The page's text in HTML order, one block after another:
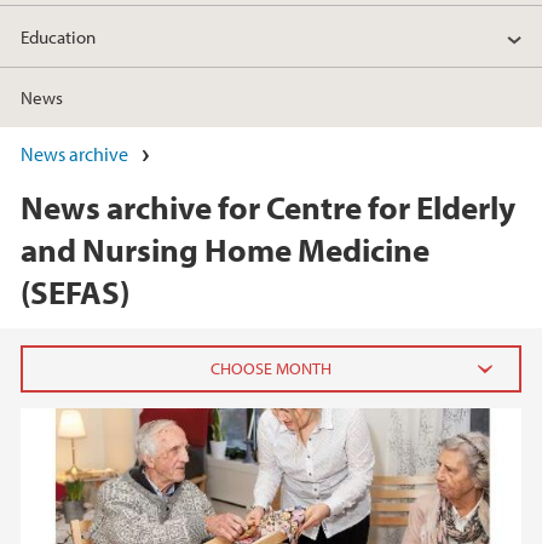
Education
News
News archive
News archive for Centre for Elderly
and Nursing Home Medicine
(SEFAS)
2024
December (1)
October (1)